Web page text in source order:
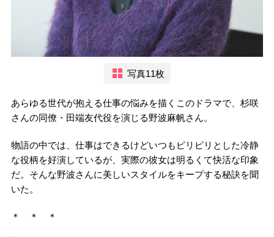
写真11枚
あらゆる世代が抱える仕事の悩みを描くこのドラマで、杉咲
さんの同僚・田端友代役を演じる野波麻帆さん。
物語の中では、仕事はできるけどいつもピリピリとした冷静
な役柄を好演しているが、実際の彼女は明るくて快活な印象
だ。そんな野波さんに美しいスタイルをキープする秘訣を聞
いた。
＊ ＊ ＊